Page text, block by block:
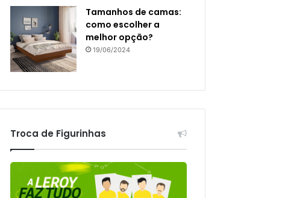
Tamanhos de camas:
como escolher a
melhor opção?
19/06/2024
Troca de Figurinhas